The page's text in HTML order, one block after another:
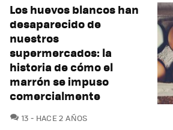
Los huevos blancos han
desaparecido de
nuestros
supermercados: la
historia de cómo el
marrón se impuso
comercialmente
13 COMENTARIOS
HACE 2 AÑOS